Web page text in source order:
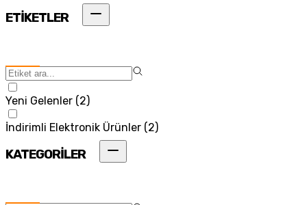
ETİKETLER
Yeni Gelenler (2)
İndirimli Elektronik Ürünler (2)
KATEGORİLER